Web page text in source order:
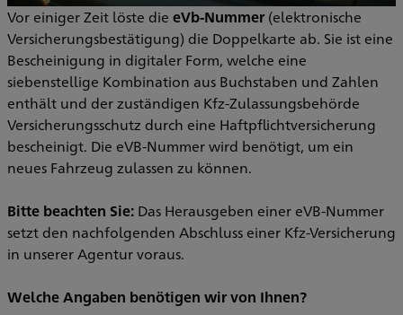
Vor einiger Zeit löste die eVb-Nummer(elektronische
Versicherungsbestätigung) die Doppelkarte ab. Sie ist eine
Bescheinigung in digitaler Form, welche eine
siebenstellige Kombination aus Buchstaben und Zahlen
enthält und der zuständigen Kfz-Zulassungsbehörde
Versicherungsschutz durch eine Haftpflichtversicherung
bescheinigt. Die eVB-Nummer wird benötigt, um ein
neues Fahrzeug zulassen zu können.
Bitte beachten Sie: Das Herausgeben einer eVB-Nummer
setzt den nachfolgenden Abschluss einer Kfz-Versicherung
in unserer Agentur voraus.
Welche Angaben benötigen wir von Ihnen?